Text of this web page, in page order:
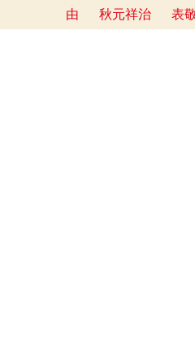
由
秋元祥治 表